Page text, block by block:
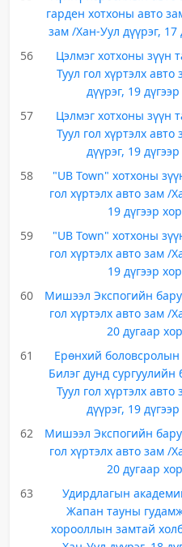
гарден хотхоны авто
зам /Хан-Уул дүүрэг, 17
56
Цэлмэг хотхоны зүүн
Туул гол хүртэлх
дүүрэг, 19
57
Цэлмэг хотхоны зүүн
Туул гол хүртэлх
дүүрэг, 19
58
"UB Town" хотхоны
гол хүртэлх авто зам /
19 дүгээр
59
"UB Town" хотхоны
гол хүртэлх авто зам /
19 дүгээр
60
Мишээл Экспогийн
гол хүртэлх авто зам /
20 дугаар
61
Ерөнхий
Билэг дунд сургуулийн
Туул гол хүртэлх
дүүрэг, 19
62
Мишээл Экспогийн
гол хүртэлх авто зам /
20 дугаар
63
Удирдлагын
Жапан тауны
хорооллын замтай